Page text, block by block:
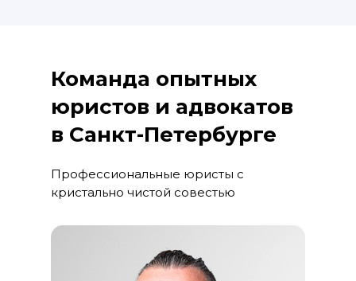
Команда опытных
юристов и адвокатов
в Санкт-Петербурге
Профессиональные юристы с
кристально чистой совестью